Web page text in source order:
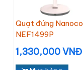
Quạt đứng Nanoco
NEF1499P
1,330,000 VNĐ